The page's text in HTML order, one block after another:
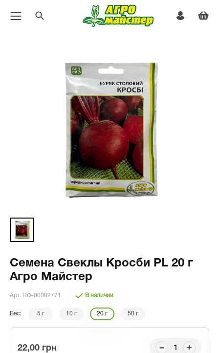
Семена Свеклы Кросби PL 20 г
Агро Майстер
Арт. НФ-00002771 В наличии
Вес: 5 г 10 г 20 г 50 г
22,00 грн